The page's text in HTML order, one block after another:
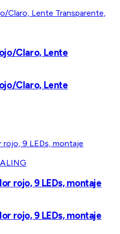
Claro, Lente
Claro, Lente
rojo, 9 LEDs, montaje
rojo, 9 LEDs, montaje